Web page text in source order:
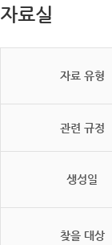
자료실
자료 유형
관련 규정
생성일
찾을 대상